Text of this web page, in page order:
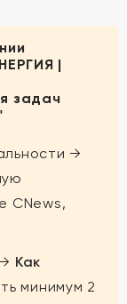
|
задач
→
CNews,
Как
минимум 2